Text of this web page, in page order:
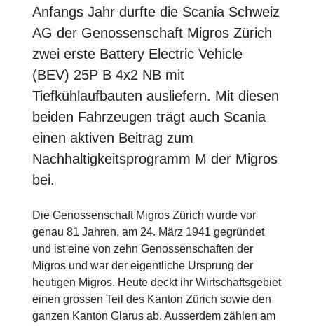
Anfangs Jahr durfte die Scania Schweiz
AG der Genossenschaft Migros Zürich
zwei erste Battery Electric Vehicle
(BEV) 25P B 4x2 NB mit
Tiefkühlaufbauten ausliefern. Mit diesen
beiden Fahrzeugen trägt auch Scania
einen aktiven Beitrag zum
Nachhaltigkeitsprogramm M der Migros
bei.
Die Genossenschaft Migros Zürich wurde vor
genau 81 Jahren, am 24. März 1941 gegründet
und ist eine von zehn Genossenschaften der
Migros und war der eigentliche Ursprung der
heutigen Migros. Heute deckt ihr Wirtschaftsgebiet
einen grossen Teil des Kanton Zürich sowie den
ganzen Kanton Glarus ab. Ausserdem zählen am